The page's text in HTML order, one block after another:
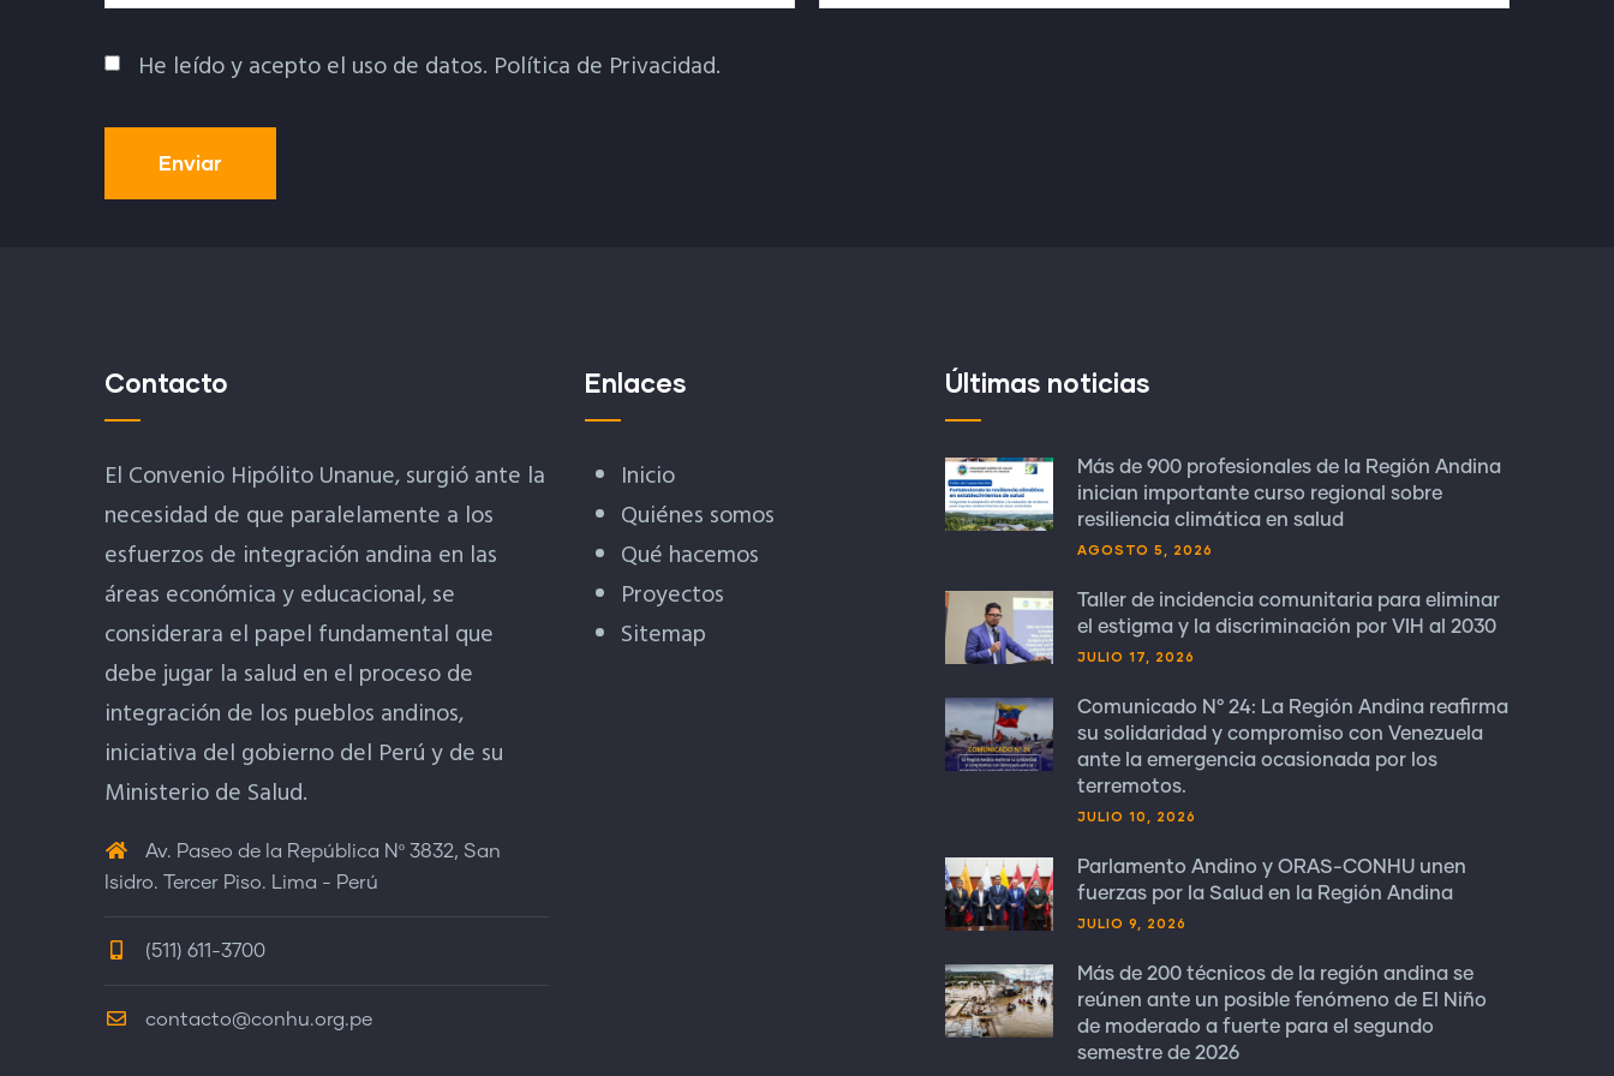
Política De Privacidad
He leído y acepto el uso de datos. Política de Privacidad.
Contacto
El Convenio Hipólito Unanue, surgió ante la
necesidad de que paralelamente a los
esfuerzos de integración andina en las
áreas económica y educacional, se
considerara el papel fundamental que
debe jugar la salud en el proceso de
integración de los pueblos andinos,
iniciativa del gobierno del Perú y de su
Ministerio de Salud.
Av. Paseo de la República Nº 3832, San
Isidro. Tercer Piso. Lima - Perú
(511) 611-3700
contacto@conhu.org.pe
Enlaces
Inicio
Quiénes somos
Qué hacemos
Proyectos
Sitemap
Últimas noticias
Más de 900 profesionales de la Región Andina
inician importante curso regional sobre
resiliencia climática en salud
AGOSTO 5, 2026
Taller de incidencia comunitaria para eliminar
el estigma y la discriminación por VIH al 2030
JULIO 17, 2026
Comunicado N° 24: La Región Andina reafirma
su solidaridad y compromiso con Venezuela
ante la emergencia ocasionada por los
terremotos.
JULIO 10, 2026
Parlamento Andino y ORAS-CONHU unen
fuerzas por la Salud en la Región Andina
JULIO 9, 2026
Más de 200 técnicos de la región andina se
reúnen ante un posible fenómeno de El Niño
de moderado a fuerte para el segundo
semestre de 2026